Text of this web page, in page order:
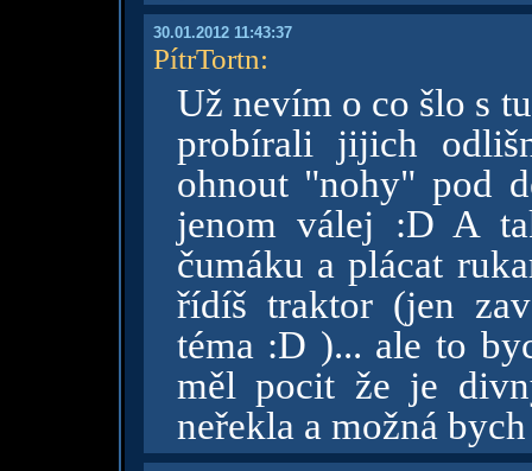
30.01.2012 11:43:37
PítrTortn:
Už nevím o co šlo s
probírali jijich
ohnout "nohy" pod
jenom válej :D A
čumáku a plácat
řídíš traktor (jen
téma :D )... ale to
měl pocit že je
neřekla a možná